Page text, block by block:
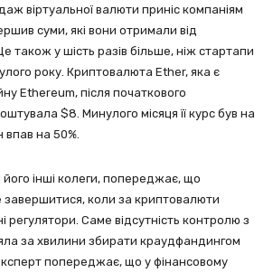
віртуальної валюти приніс компаніям
суми, які вони отримали від
також у шість разів більше, ніж стартапи
року. Криптовалюта Ether, яка є
Ethereum, після початкового
$8. Минулого місяця її курс був на
впав на 50%.
його інші колеги, попереджає, що
коли за криптовалюти
регулятори. Саме відсутність контролю з
за хвилини збирати краудфандингом
попереджає, що у фінансовому